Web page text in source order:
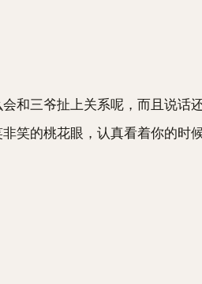
和三爷扯上关系呢，而且说话
的桃花眼，认真看着你的时